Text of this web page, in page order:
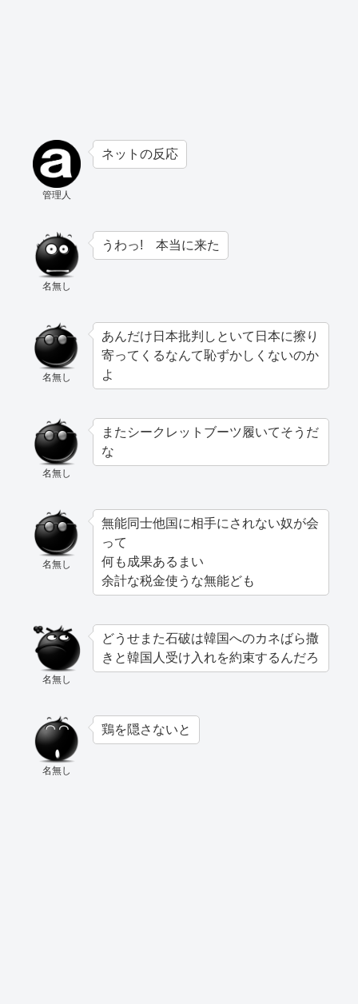
管理人
ネットの反応
名無し
うわっ! 本当に来た
名無し
あんだけ日本批判しといて日本に擦り
寄ってくるなんて恥ずかしくないのか
よ
名無し
またシークレットブーツ履いてそうだ
な
名無し
無能同士他国に相手にされない奴が会
って
何も成果あるまい
余計な税金使うな無能ども
名無し
どうせまた石破は韓国へのカネばら撒
きと韓国人受け入れを約束するんだろ
名無し
鶏を隠さないと